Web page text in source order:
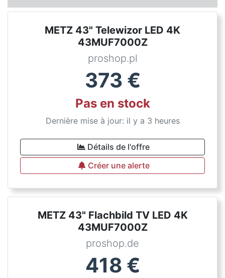
METZ 43" Telewizor LED 4K
43MUF7000Z
proshop.pl
373 €
Pas en stock
Dernière mise à jour: il y a 3 heures
Détails de l'offre
Créer une alerte
METZ 43" Flachbild TV LED 4K
43MUF7000Z
proshop.de
418 €